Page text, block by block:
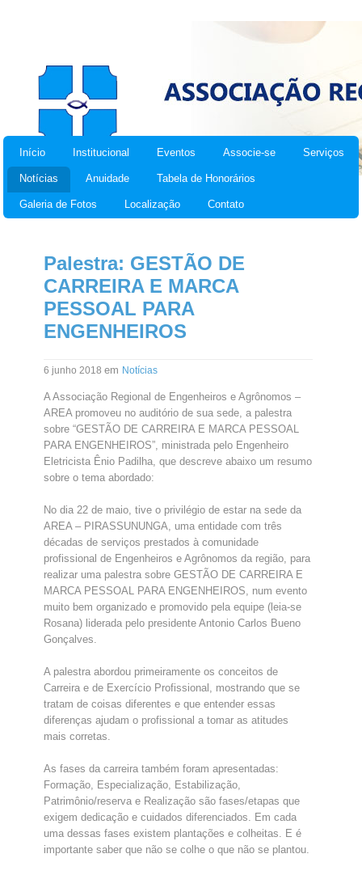
Início Institucional Eventos Associe-se Serviços
Notícias Anuidade Tabela de Honorários
Galeria de Fotos Localização Contato
Palestra: GESTÃO DE
CARREIRA E MARCA
PESSOAL PARA
ENGENHEIROS
6 junho 2018 em Notícias
A Associação Regional de Engenheiros e Agrônomos –
AREA promoveu no auditório de sua sede, a palestra
sobre “GESTÃO DE CARREIRA E MARCA PESSOAL
PARA ENGENHEIROS”, ministrada pelo Engenheiro
Eletricista Ênio Padilha, que descreve abaixo um resumo
sobre o tema abordado:
No dia 22 de maio, tive o privilégio de estar na sede da
AREA – PIRASSUNUNGA, uma entidade com três
décadas de serviços prestados à comunidade
profissional de Engenheiros e Agrônomos da região, para
realizar uma palestra sobre GESTÃO DE CARREIRA E
MARCA PESSOAL PARA ENGENHEIROS, num evento
muito bem organizado e promovido pela equipe (leia-se
Rosana) liderada pelo presidente Antonio Carlos Bueno
Gonçalves.
A palestra abordou primeiramente os conceitos de
Carreira e de Exercício Profissional, mostrando que se
tratam de coisas diferentes e que entender essas
diferenças ajudam o profissional a tomar as atitudes
mais corretas.
As fases da carreira também foram apresentadas:
Formação, Especialização, Estabilização,
Patrimônio/reserva e Realização são fases/etapas que
exigem dedicação e cuidados diferenciados. Em cada
uma dessas fases existem plantações e colheitas. E é
importante saber que não se colhe o que não se plantou.